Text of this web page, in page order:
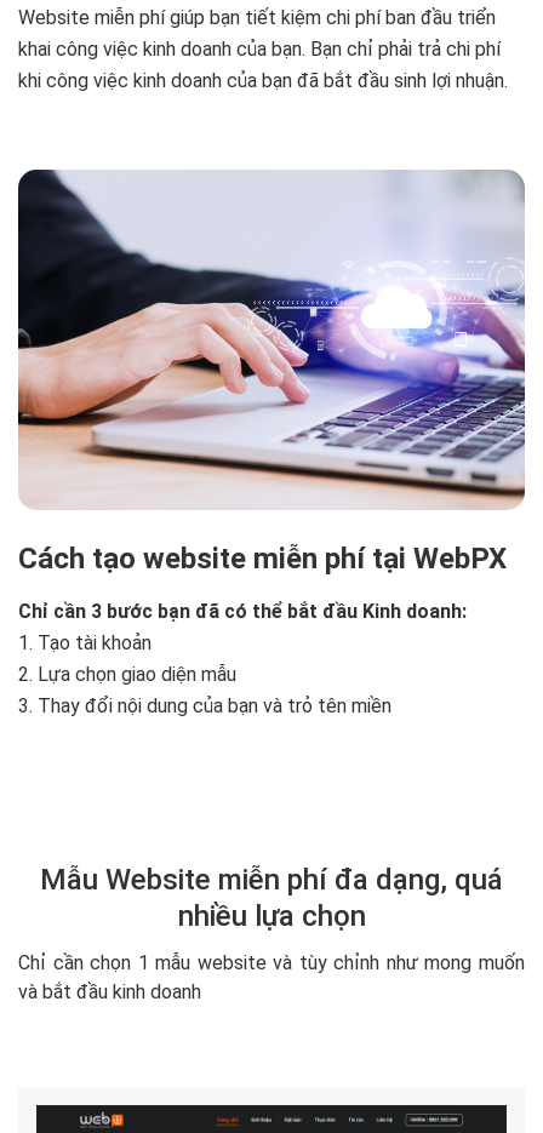
Website miễn phí giúp bạn tiết kiệm chi phí ban đầu triển
khai công việc kinh doanh của bạn. Bạn chỉ phải trả chi phí
khi công việc kinh doanh của bạn đã bắt đầu sinh lợi nhuận.
Cách tạo website miễn phí tại WebPX
Chỉ cần 3 bước bạn đã có thể bắt đầu Kinh doanh:
1. Tạo tài khoản
2. Lựa chọn giao diện mẫu
3. Thay đổi nội dung của bạn và trỏ tên miền
Mẫu Website miễn phí đa dạng, quá
nhiều lựa chọn
Chỉ cần chọn 1 mẫu website và tùy chỉnh như mong muốn
và bắt đầu kinh doanh